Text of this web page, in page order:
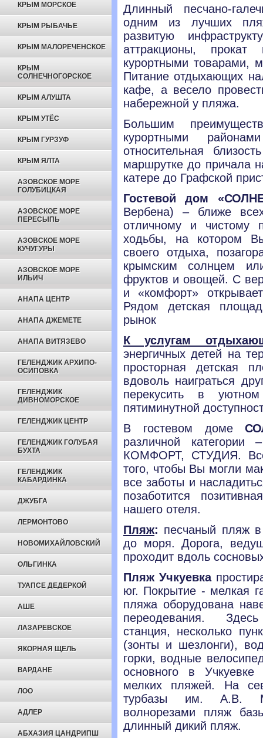
КРЫМ МОРСКОЕ
КРЫМ РЫБАЧЬЕ
КРЫМ МАЛОРЕЧЕНСКОЕ
КРЫМ
СОЛНЕЧНОГОРСКОЕ
КРЫМ АЛУШТА
КРЫМ УТЁС
КРЫМ ГУРЗУФ
КРЫМ ЯЛТА
АЗОВСКОЕ МОРЕ
ГОЛУБИЦКАЯ
АЗОВСКОЕ МОРЕ
ПЕРЕСЫПЬ
АЗОВСКОЕ МОРЕ
КУЧУГУРЫ
АЗОВСКОЕ МОРЕ
ИЛЬИЧ
АНАПА ЦЕНТР
АНАПА ДЖЕМЕТЕ
АНАПА ВИТЯЗЕВО
ГЕЛЕНДЖИК АРХИПО-
ОСИПОВКА
ГЕЛЕНДЖИК
ДИВНОМОРСКОЕ
ГЕЛЕНДЖИК ЦЕНТР
ГЕЛЕНДЖИК ГОЛУБАЯ
БУХТА
ГЕЛЕНДЖИК
КАБАРДИНКА
ДЖУБГА
ЛЕРМОНТОВО
НОВОМИХАЙЛОВСКИЙ
ОЛЬГИНКА
ТУАПСЕ ДЕДЕРКОЙ
АШЕ
ЛАЗАРЕВСКОЕ
ЯКОРНАЯ ЩЕЛЬ
ВАРДАНЕ
ЛОО
АДЛЕР
АБХАЗИЯ ЦАНДРИПШ
Длинный песчано-
одним из лучших
развитую
аттракционы, прокат
курортными товарами,
Питание отдыхающих
кафе, а весело
набережной у пляжа.
Большим
курортными
относительная
маршрутке до причала
катере до Графской
Гостевой дом
Вербена) – ближе
отличному и чистому
ходьбы, на котором
своего отдыха,
крымским солнцем
фруктов и овощей. С
и «комфорт»
Рядом детская
рынок
К услугам
энергичных детей на
просторная детская
вдоволь наиграться
перекусить в
пятиминутной
В гостевом доме
различной
КОМФОРТ, СТУДИЯ.
того, чтобы Вы могли
все заботы и
позаботится
нашего отеля.
Пляж: песчаный пляж
до моря. Дорога,
проходит вдоль
Пляж Учкуевка
юг. Покрытие - мелкая
пляжа оборудована
переодевания. Здесь
станция, несколько
(зонты и шезлонги),
горки, водные
основного в
мелких пляжей. На
турбазы им. А.В.
волнорезами пляж
длинный дикий пляж.